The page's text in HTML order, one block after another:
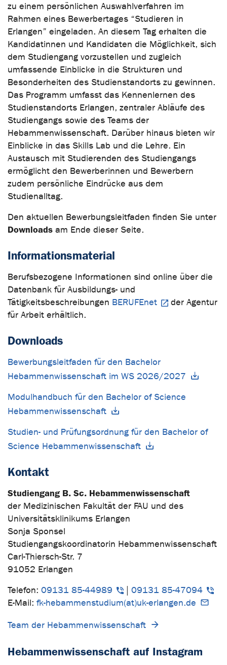
zu einem persönlichen Auswahlverfahren im
Rahmen eines Bewerbertages “Studieren in
Erlangen” eingeladen. An diesem Tag erhalten die
Kandidatinnen und Kandidaten die Möglichkeit, sich
dem Studiengang vorzustellen und zugleich
umfassende Einblicke in die Strukturen und
Besonderheiten des Studienstandorts zu gewinnen.
Das Programm umfasst das Kennenlernen des
Studienstandorts Erlangen, zentraler Abläufe des
Studiengangs sowie des Teams der
Hebammenwissenschaft. Darüber hinaus bieten wir
Einblicke in das Skills Lab und die Lehre. Ein
Austausch mit Studierenden des Studiengangs
ermöglicht den Bewerberinnen und Bewerbern
zudem persönliche Eindrücke aus dem
Studienalltag.
Den aktuellen Bewerbungsleitfaden finden Sie unter
Downloads am Ende dieser Seite.
Informationsmaterial
Berufsbezogene Informationen sind online über die
Datenbank für Ausbildungs- und
Tätigkeitsbeschreibungen BERUFEnet
der Agentur
für Arbeit erhältlich.
Downloads
Bewerbungsleitfaden für den Bachelor
Hebammenwissenschaft im WS 2026/2027
Modulhandbuch für den Bachelor of Science
Hebammenwissenschaft
Studien- und Prüfungsordnung für den Bachelor of
Science Hebammenwissenschaft
Kontakt
Studiengang B. Sc. Hebammenwissenschaft
der Medizinischen Fakultät der FAU und des
Universitätsklinikums Erlangen
Sonja Sponsel
Studiengangskoordinatorin Hebammenwissenschaft
Carl-Thiersch-Str. 7
91052 Erlangen
Telefon: 09131 85-44989
09131 85-47094
E-Mail: fk-hebammenstudium(at)uk-erlangen.de
Team der Hebammenwissenschaft
Hebammenwissenschaft auf Instagram